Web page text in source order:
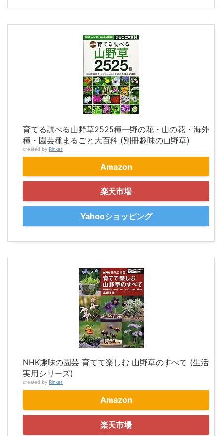
育てる調べる山野草2525種―野の花・山の花・海外
種・園芸種まるごと大百科 (別冊趣味の山野草)
created by Rinker
Amazon
楽天市場
Yahooショッピング
NHK趣味の園芸 育てて楽しむ 山野草のすべて (生活
実用シリーズ)
created by Rinker
Amazon
楽天市場